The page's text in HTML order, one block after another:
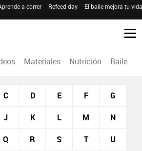
a correr Refeed day El baile mejora tu
Materiales Nutrición Baile
C D E F G
J K L M N
Q R S T U